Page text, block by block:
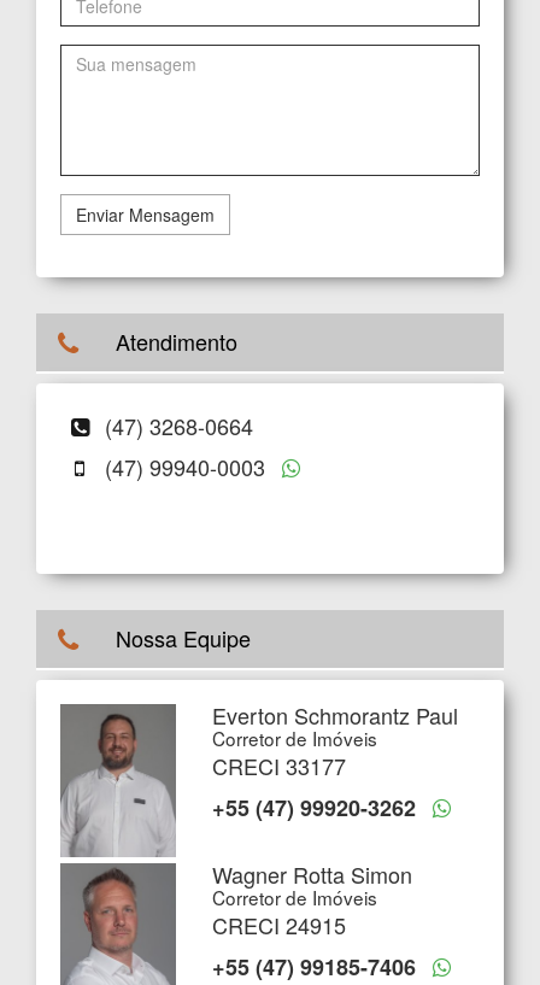
Enviar Mensagem
Atendimento
(47) 3268-0664
(47) 99940-0003
Nossa Equipe
Everton Schmorantz Paul
Corretor de Imóveis
CRECI 33177
+55 (47) 99920-3262
Wagner Rotta Simon
Corretor de Imóveis
CRECI 24915
+55 (47) 99185-7406